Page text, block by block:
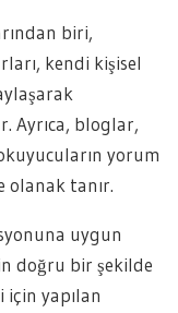
biri,
kendi kişisel
Ayrıca, bloglar,
yorum
olanak tanır.
uygun
doğru bir şekilde
yapılan